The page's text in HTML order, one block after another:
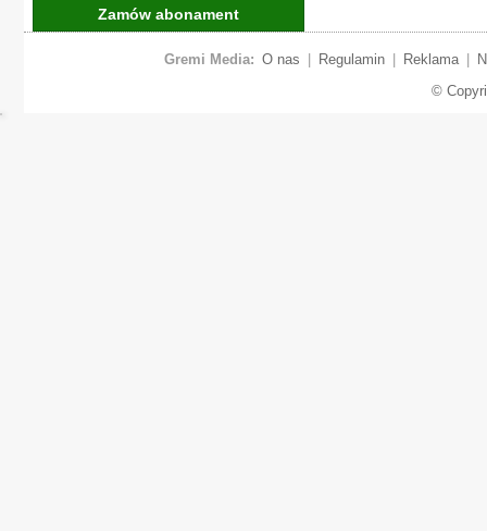
Zamów abonament
Gremi Media: O nas Regulamin Reklama
©